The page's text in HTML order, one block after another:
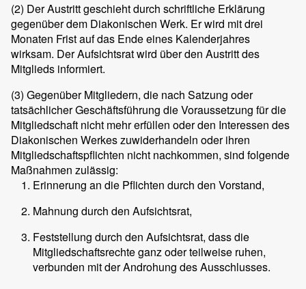
(2) Der Austritt geschieht durch schriftliche Erklärung
gegenüber dem Diakonischen Werk. Er wird mit drei
Monaten Frist auf das Ende eines Kalenderjahres
wirksam. Der Aufsichtsrat wird über den Austritt des
Mitglieds informiert.
(3) Gegenüber Mitgliedern, die nach Satzung oder
tatsächlicher Geschäftsführung die Voraussetzung für die
Mitgliedschaft nicht mehr erfüllen oder den Interessen des
Diakonischen Werkes zuwiderhandeln oder ihren
Mitgliedschaftspflichten nicht nachkommen, sind folgende
Maßnahmen zulässig:
Erinnerung an die Pflichten durch den Vorstand,
Mahnung durch den Aufsichtsrat,
Feststellung durch den Aufsichtsrat, dass die
Mitgliedschaftsrechte ganz oder teilweise ruhen,
verbunden mit der Androhung des Ausschlusses.